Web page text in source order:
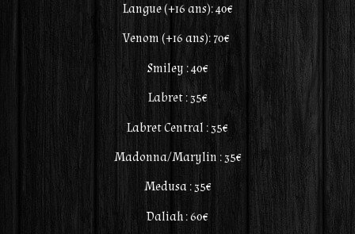
Langue (+16 ans): 40€
Venom (+16 ans): 70€
Smiley : 40€
Labret : 35€
Labret Central : 35€
Madonna/Marylin : 35€
Medusa : 35€
Daliah : 60€